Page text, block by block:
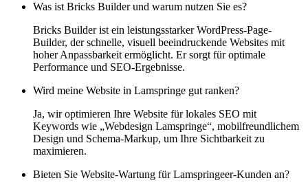
Was ist Bricks Builder und warum nutzen Sie es?
Bricks Builder ist ein leistungsstarker WordPress-Page-
Builder, der schnelle, visuell beeindruckende Websites mit
hoher Anpassbarkeit ermöglicht. Er sorgt für optimale
Performance und SEO-Ergebnisse.
Wird meine Website in Lamspringe gut ranken?
Ja, wir optimieren Ihre Website für lokales SEO mit
Keywords wie „Webdesign Lamspringe“, mobilfreundlichem
Design und Schema-Markup, um Ihre Sichtbarkeit zu
maximieren.
Bieten Sie Website-Wartung für Lamspringeer-Kunden an?